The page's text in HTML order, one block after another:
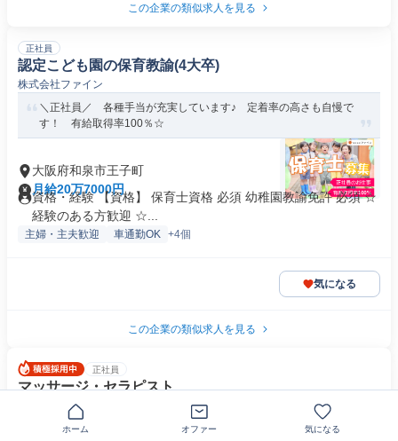
この企業の類似求人を見る
正社員
認定こども園の保育教諭(4大卒)
株式会社ファイン
＼正社員／ 各種手当が充実しています♪ 定着率の高さも自慢で
す！ 有給取得率100％☆
大阪府和泉市王子町
月給20万7000円
資格・経験 【資格】 保育士資格 必須 幼稚園教諭免許 必須 ☆
経験のある方歓迎 ☆...
主婦・主夫歓迎 車通勤OK +4個
気になる
この企業の類似求人を見る
正社員
マッサージ・セラピスト
株式会社ボディワークセラピストエージェンシー
その手に癒やしの技を身につけて、何歳になっても、日本中どこで
ホーム オファー 気になる